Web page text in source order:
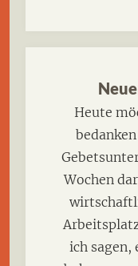
Heute
Wochen
ich sagen,